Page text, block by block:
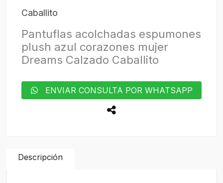
Caballito
Pantuflas acolchadas espumones
plush azul corazones mujer
Dreams Calzado Caballito
ENVIAR CONSULTA POR WHATSAPP
Descripción